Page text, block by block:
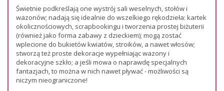
Świetnie podkreślają one wystrój sali weselnych, stołów i
wazonów; nadają się idealnie do wszelkiego rękodzieła: kartek
okolicznościowych, scrapbookingu i tworzenia prostej biżuterii
(również jako forma zabawy z dzieckiem); mogą zostać
wplecione do bukietów kwiatów, stroików, a nawet włosów;
stworzą też proste dekoracje wypełniając wazony i
dekoracyjne szkło; a jeśli mowa o naprawdę specjalnych
fantazjach, to można w nich nawet pływać - możliwości są
niczym nieograniczone!